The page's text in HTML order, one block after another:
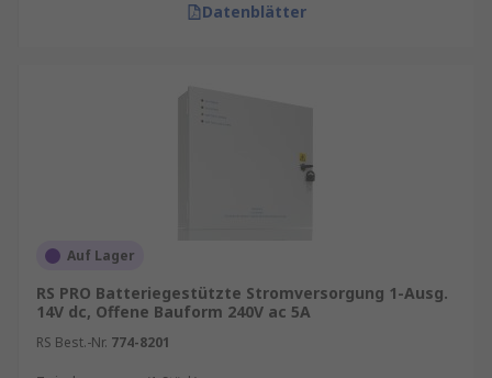
Datenblätter
Auf Lager
RS PRO Batteriegestützte Stromversorgung 1-Ausg.
14V dc, Offene Bauform 240V ac 5A
RS Best.-Nr. 774-8201